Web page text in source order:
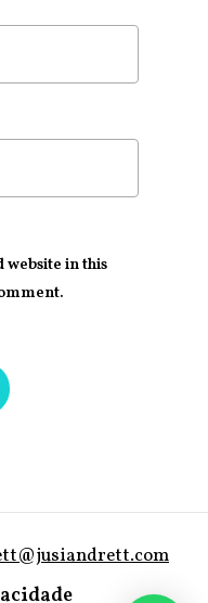
website in this